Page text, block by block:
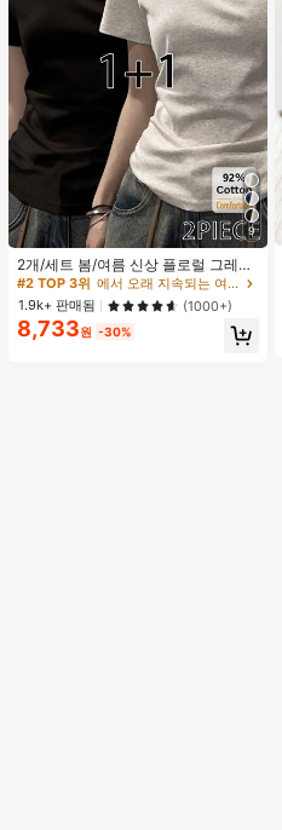
9
2개/세트 봄/여름 신상 플로럴 그레이
+ 블랙 반팔 티셔츠, 여성 슬림핏 솔리
드 컬러 언더셔츠 캐주얼
#2 TOP 3위
에서 오래 지속되는 여성 상의, 블라우스 & 티
높은 재방문 고객
#2 TOP 3위
에서 오래 지속되는 여성 상의, 블라우스 & 티
높은 재방문 고객
#2 TOP 3위
에서 오래 지속되는 여성 상의, 블라우스 & 티
높은 재방문 고객
#2 TOP 3위
에서 오래 지속되는 여성 상의, 블라우스 & 티
1.9k+ 판매됨 (1000+)
8,733원 -30%